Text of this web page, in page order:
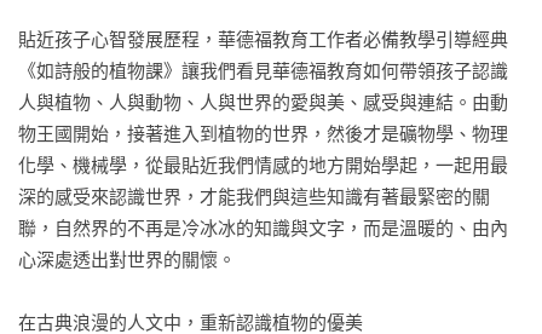
貼近孩子心智發展歷程，華德福教育工作者必備教學引導經典
《如詩般的植物課》讓我們看見華德福教育如何帶領孩子認識
人與植物、人與動物、人與世界的愛與美、感受與連結。由動
物王國開始，接著進入到植物的世界，然後才是礦物學、物理
化學、機械學，從最貼近我們情感的地方開始學起，一起用最
深的感受來認識世界，才能我們與這些知識有著最緊密的關
聯，自然界的不再是冷冰冰的知識與文字，而是溫暖的、由內
心深處透出對世界的關懷。
在古典浪漫的人文中，重新認識植物的優美